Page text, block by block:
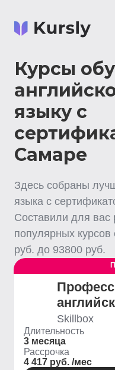
Курсы
языку с
Самаре
Здесь собраны
языка с
Составили для вас
популярных курсов
руб. до 93800 руб.
Skillbox
Длительность
3 месяца
Рассрочка
4 417 руб. /мес